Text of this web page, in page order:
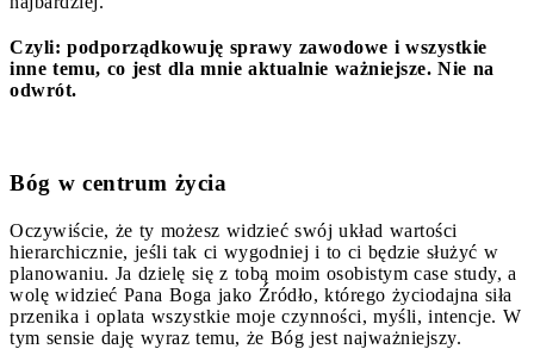
Czyli: podporządkowuję sprawy zawodowe i wszystkie
inne temu, co jest dla mnie aktualnie ważniejsze. Nie na
odwrót.
Bóg w centrum życia
Oczywiście, że ty możesz widzieć swój układ wartości
hierarchicznie, jeśli tak ci wygodniej i to ci będzie służyć w
planowaniu. Ja dzielę się z tobą moim osobistym case study, a
wolę widzieć Pana Boga jako Źródło, którego życiodajna siła
przenika i oplata wszystkie moje czynności, myśli, intencje. W
tym sensie daję wyraz temu, że Bóg jest najważniejszy.